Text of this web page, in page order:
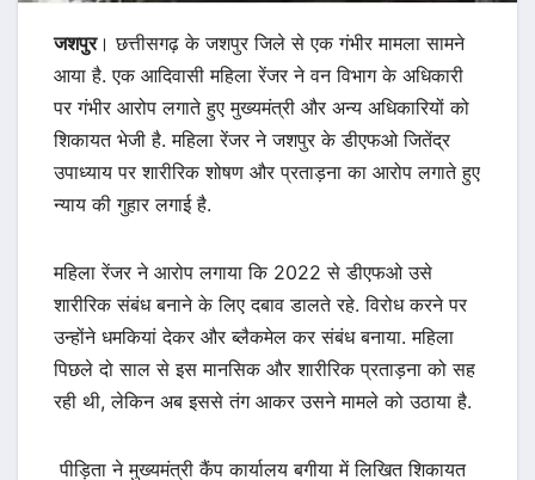
जशपुर। छत्तीसगढ़ के जशपुर जिले से एक गंभीर मामला सामने
आया है. एक आदिवासी महिला रेंजर ने वन विभाग के अधिकारी
पर गंभीर आरोप लगाते हुए मुख्यमंत्री और अन्य अधिकारियों को
शिकायत भेजी है. महिला रेंजर ने जशपुर के डीएफओ जितेंद्र
उपाध्याय पर शारीरिक शोषण और प्रताड़ना का आरोप लगाते हुए
न्याय की गुहार लगाई है.
महिला रेंजर ने आरोप लगाया कि 2022 से डीएफओ उसे
शारीरिक संबंध बनाने के लिए दबाव डालते रहे. विरोध करने पर
उन्होंने धमकियां देकर और ब्लैकमेल कर संबंध बनाया. महिला
पिछले दो साल से इस मानसिक और शारीरिक प्रताड़ना को सह
रही थी, लेकिन अब इससे तंग आकर उसने मामले को उठाया है.
पीड़िता ने मुख्यमंत्री कैंप कार्यालय बगीया में लिखित शिकायत